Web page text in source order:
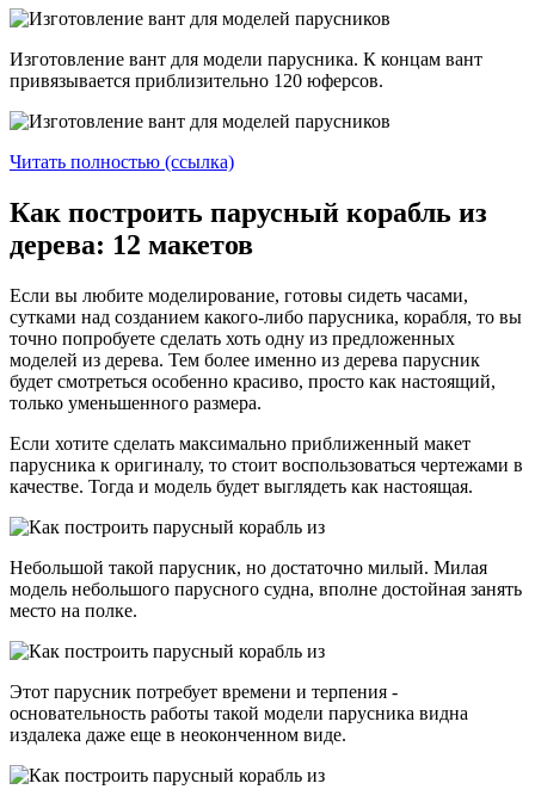
Изготовление вант для модели парусника. К концам вант
привязывается приблизительно 120 юферсов.
Читать полностью (ссылка)
Как построить парусный корабль из
дерева: 12 макетов
Если вы любите моделирование, готовы сидеть часами,
сутками над созданием какого-либо парусника, корабля, то вы
точно попробуете сделать хоть одну из предложенных
моделей из дерева. Тем более именно из дерева парусник
будет смотреться особенно красиво, просто как настоящий,
только уменьшенного размера.
Если хотите сделать максимально приближенный макет
парусника к оригиналу, то стоит воспользоваться чертежами в
качестве. Тогда и модель будет выглядеть как настоящая.
Небольшой такой парусник, но достаточно милый. Милая
модель небольшого парусного судна, вполне достойная занять
место на полке.
Этот парусник потребует времени и терпения -
основательность работы такой модели парусника видна
издалека даже еще в неоконченном виде.